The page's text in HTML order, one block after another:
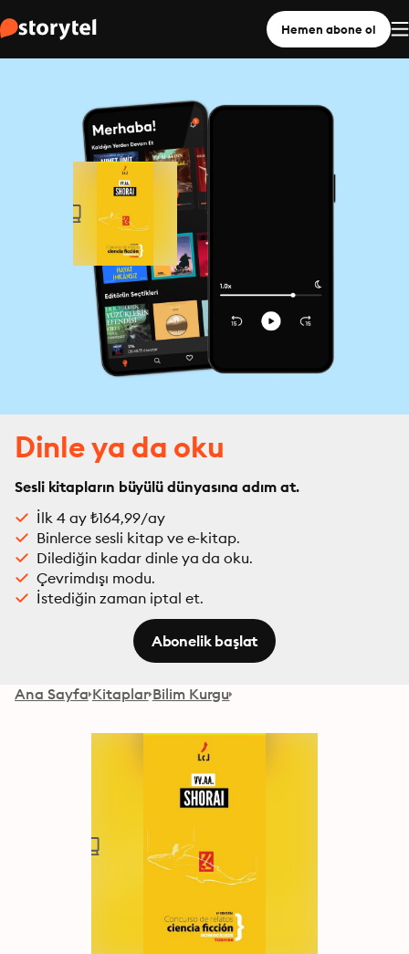
Hemen abone ol
Dinle ya da oku
Sesli kitapların büyülü dünyasına adım at.
İlk 4 ay ₺164,99/ay
Binlerce sesli kitap ve e-kitap.
Dilediğin kadar dinle ya da oku.
Çevrimdışı modu.
İstediğin zaman iptal et.
Abonelik başlat
Ana Sayfa Kitaplar Bilim Kurgu